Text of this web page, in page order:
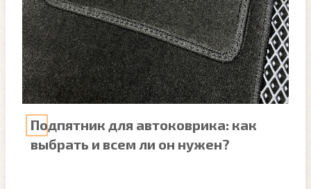
Подпятник для автоковрика: как
выбрать и всем ли он нужен?